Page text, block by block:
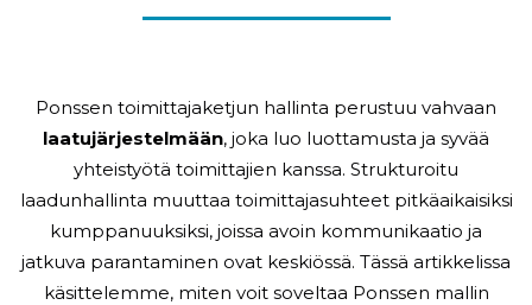
Ponssen toimittajaketjun hallinta perustuu vahvaan
laatujärjestelmään, joka luo luottamusta ja syvää
yhteistyötä toimittajien kanssa. Strukturoitu
laadunhallinta muuttaa toimittajasuhteet pitkäaikaisiksi
kumppanuuksiksi, joissa avoin kommunikaatio ja
jatkuva parantaminen ovat keskiössä. Tässä artikkelissa
käsittelemme, miten voit soveltaa Ponssen mallin